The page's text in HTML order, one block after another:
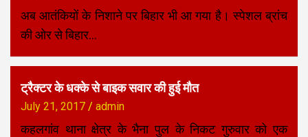
अब आतंकियों के निशाने पर बिहार भी आ गया है। स्पेशल ब्रांच
की ओर से बिहार…
ट्रैक्टर के धक्के से बाइक सवार की हुई मौत
July 21, 2017 admin
कहलगांव थाना क्षेत्र के भैना पुल के निकट गुरुवार को एक